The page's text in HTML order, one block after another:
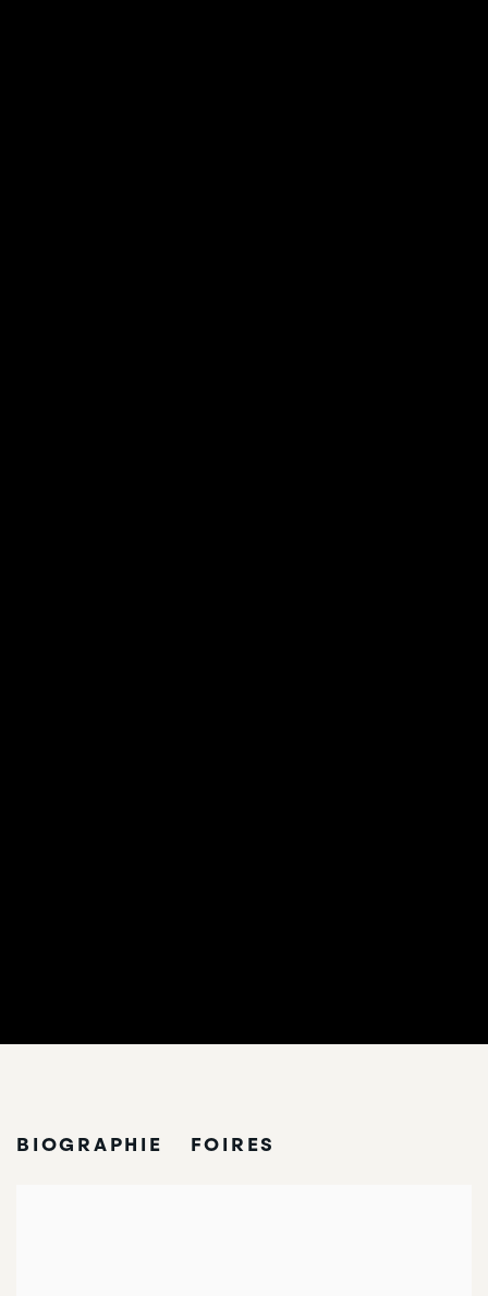
SONIA DELAUNAY
BIOGRAPHIE FOIRES